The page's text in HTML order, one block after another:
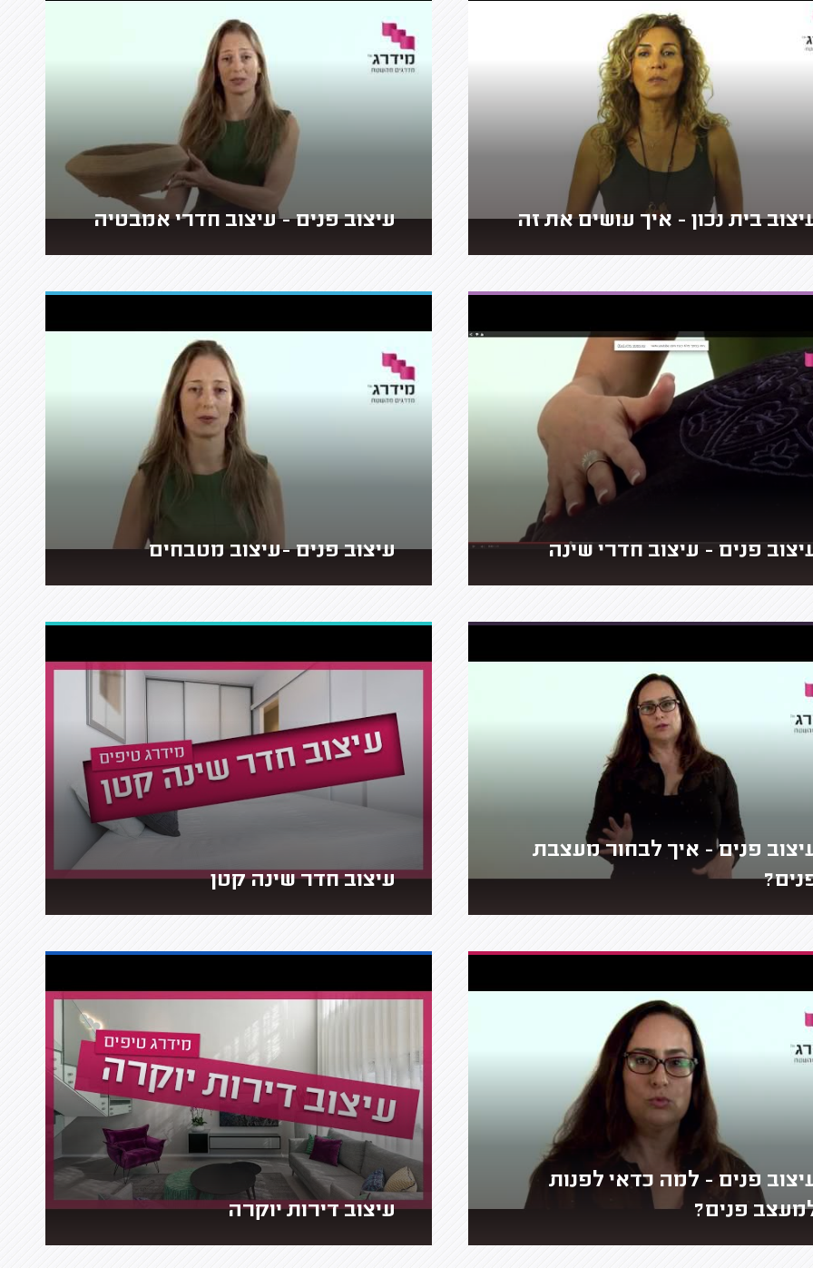
בית נכון - איך עושים את זה עיצוב פנים - עיצוב חדרי אמבטיה
פנים - עיצוב חדרי שינה עיצוב פנים -עיצוב מטבחים
פנים - איך לבחור מעצבת
עיצוב חדר שינה קטן
פנים - למה כדאי לפנות
פנים?
עיצוב דירות יוקרה